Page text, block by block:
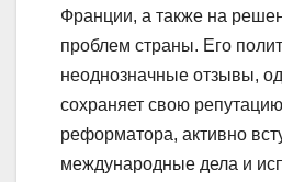
Франции, а также на
проблем страны. Его
неоднозначные отзывы,
сохраняет свою
реформатора, активно
международные дела и